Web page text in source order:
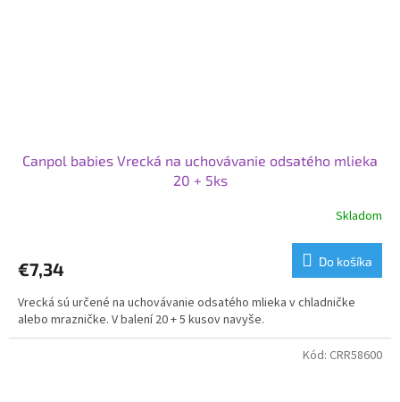
Canpol babies Vrecká na uchovávanie odsatého mlieka
20 + 5ks
Skladom
€7,34 Do košíka
Vrecká sú určené na uchovávanie odsatého mlieka v chladničke
alebo mrazničke. V balení 20 + 5 kusov navyše.
Kód: CRR58600